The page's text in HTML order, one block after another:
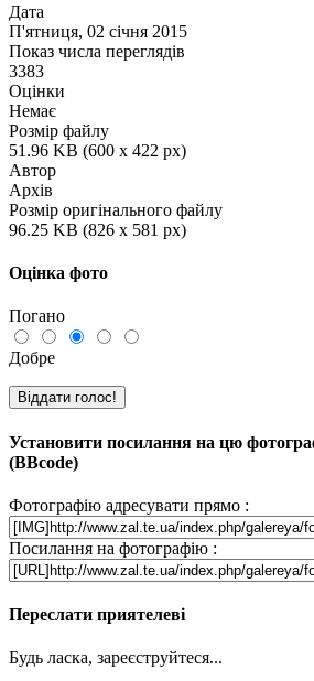
Дата
П'ятниця, 02 січня 2015
Показ числа переглядів
3383
Оцінки
Немає
Розмір файлу
51.96 KB (600 x 422 px)
Автор
Архів
Розмір оригінального файлу
96.25 KB (826 x 581 px)
Оцінка фото
Погано
Добре
Установити посилання на цю
(BBcode)
Фотографію адресувати прямо :
Посилання на фотографію :
Переслати приятелеві
Будь ласка, зареєструйтеся...